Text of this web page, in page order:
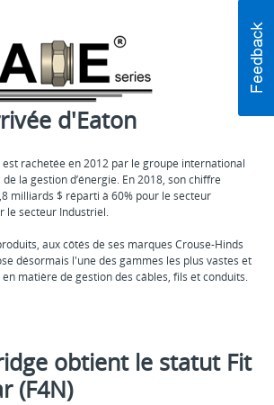
d'Eaton
rachetée en 2012 par le groupe international
la gestion d’énergie. En 2018, son chiffre
milliards $ réparti à 60% pour le secteur
le secteur Industriel.
aux côtés de ses marques Crouse-Hinds
désormais l'une des gammes les plus vastes et
matière de gestion des câbles, fils et conduits.
obtient le statut Fit
(F4N)